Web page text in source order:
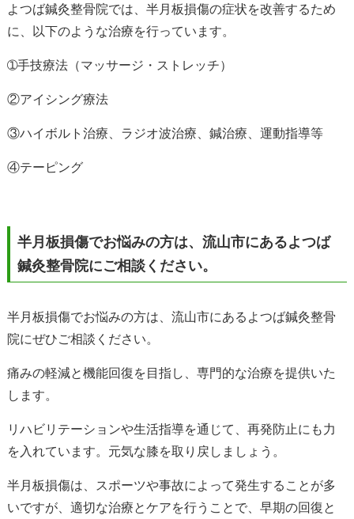
よつば鍼灸整骨院では、半月板損傷の症状を改善するため
に、以下のような治療を行っています。
➀手技療法（マッサージ・ストレッチ）
②アイシング療法
③ハイボルト治療、ラジオ波治療、鍼治療、運動指導等
④テーピング
半月板損傷でお悩みの方は、流山市にあるよつば
鍼灸整骨院にご相談ください。
半月板損傷でお悩みの方は、流山市にあるよつば鍼灸整骨
院にぜひご相談ください。
痛みの軽減と機能回復を目指し、専門的な治療を提供いた
します。
リハビリテーションや生活指導を通じて、再発防止にも力
を入れています。元気な膝を取り戻しましょう。
半月板損傷は、スポーツや事故によって発生することが多
いですが、適切な治療とケアを行うことで、早期の回復と